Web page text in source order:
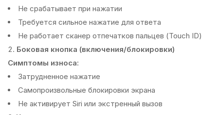
Не срабатывает при нажатии
Требуется сильное нажатие для ответа
Не работает сканер отпечатков пальцев (Touch ID)
Боковая кнопка (включения/блокировки)
Симптомы износа:
Затрудненное нажатие
Самопроизвольные блокировки экрана
Не активирует Siri или экстренный вызов